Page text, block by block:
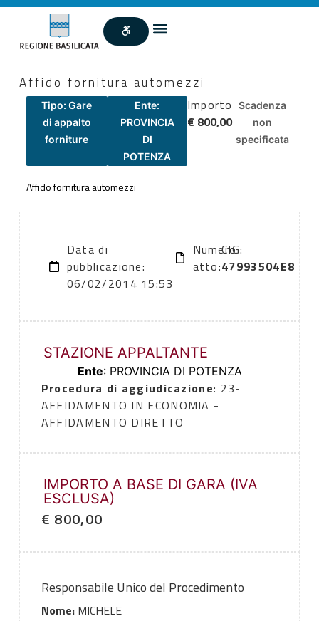
Affido fornitura automezzi
Tipo: Gare
di appalto
forniture
Ente:
PROVINCIA
DI
POTENZA
Importo
€ 800,00
Scadenza
non
specificata
Affido fornitura automezzi
Data di
pubblicazione:
06/02/2014 15:53
Numero
atto:
CIG:
47993504E8
STAZIONE APPALTANTE
Ente: PROVINCIA DI POTENZA
Procedura di aggiudicazione: 23-
AFFIDAMENTO IN ECONOMIA -
AFFIDAMENTO DIRETTO
IMPORTO A BASE DI GARA (IVA
ESCLUSA)
€ 800,00
Responsabile Unico del Procedimento
Nome:MICHELE